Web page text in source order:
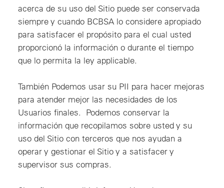
acerca de su uso del Sitio puede ser conservada
siempre y cuando BCBSA lo considere apropiado
para satisfacer el propósito para el cual usted
proporcionó la información o durante el tiempo
que lo permita la ley applicable.
También Podemos usar su PII para hacer mejoras
para atender mejor las necesidades de los
Usuarios finales. Podemos conservar la
información que recopilamos sobre usted y su
uso del Sitio con terceros que nos ayudan a
operar y gestionar el Sitio y a satisfacer y
supervisor sus compras.